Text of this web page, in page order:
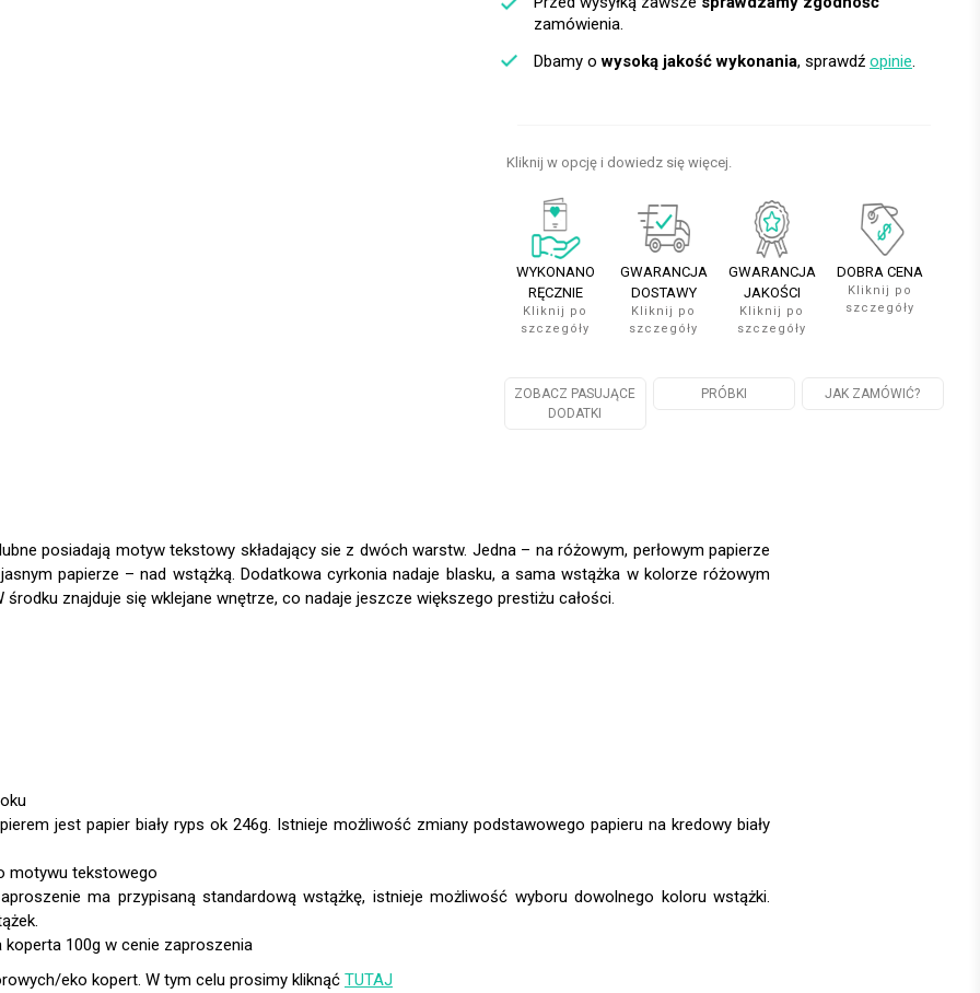
zamówienia.
Dbamy owysoką jakość wykonania, sprawdź opinie.
Kliknij w opcję i dowiedz się więcej.
WYKONANO
RĘCZNIE
Kliknij po
szczegóły
GWARANCJA
DOSTAWY
Kliknij po
szczegóły
GWARANCJA
JAKOŚCI
Kliknij po
szczegóły
DOBRA CENA
Kliknij po
szczegóły
ZOBACZ PASUJĄCE
DODATKI
PRÓBKI JAK ZAMÓWIĆ?
posiadają motyw tekstowy składający sie z dwóch warstw. Jedna – na różowym, perłowym papierze
papierze – nad wstążką. Dodatkowa cyrkonia nadaje blasku, a sama wstążka w kolorze różowym
środku znajduje się wklejane wnętrze, co nadaje jeszcze większego prestiżu całości.
motywu tekstowego
ma przypisaną standardową wstążkę, istnieje możliwość wyboru dowolnego koloru wstążki.
eko kopert. W tym celu prosimy kliknąć TUTAJ